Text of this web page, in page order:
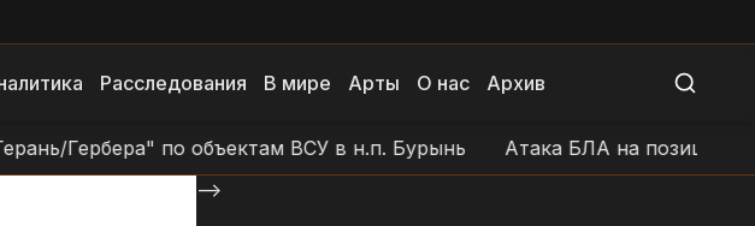
Расследования В мире Арты О нас Архив
по объектам ВСУ в н.п. Бурынь Атака БЛА на позиции ВСУ в
-->